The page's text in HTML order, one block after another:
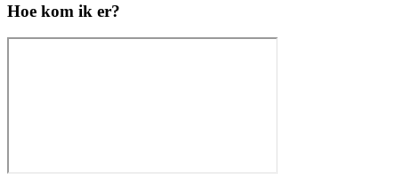
Hoe kom ik er?